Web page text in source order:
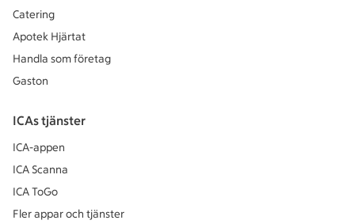
Catering
Apotek Hjärtat
Handla som företag
Gaston
ICAs tjänster
ICA-appen
ICA Scanna
ICA ToGo
Fler appar och tjänster